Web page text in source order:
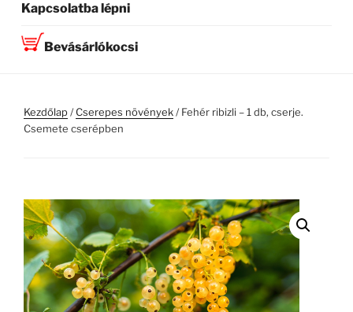
Kapcsolatba lépni
Bevásárlókocsi
Kezdőlap/Cserepes növények/ Fehér ribizli – 1 db, cserje.
Csemete cserépben